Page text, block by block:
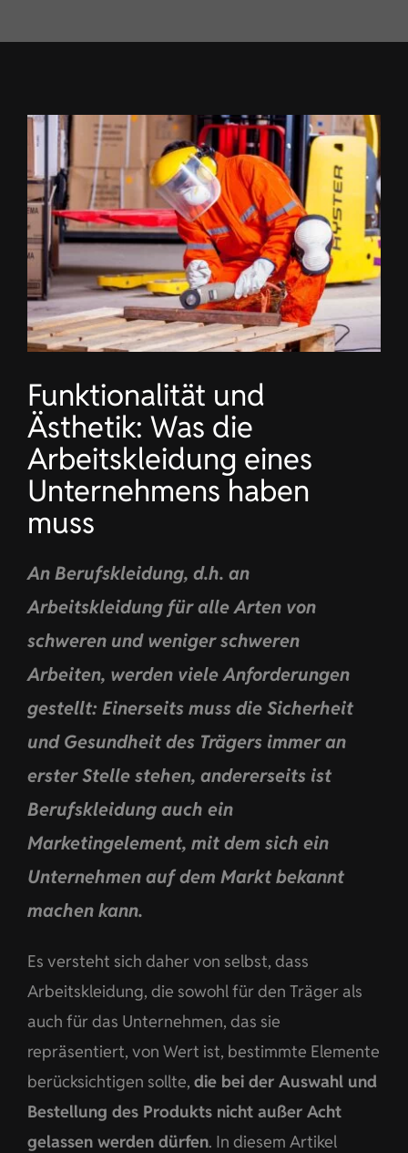
Funktionalität und
Ästhetik: Was die
Arbeitskleidung eines
Unternehmens haben
muss
An Berufskleidung, d.h. an
Arbeitskleidung für alle Arten von
schweren und weniger schweren
Arbeiten, werden viele Anforderungen
gestellt: Einerseits muss die Sicherheit
und Gesundheit des Trägers immer an
erster Stelle stehen, andererseits ist
Berufskleidung auch ein
Marketingelement, mit dem sich ein
Unternehmen auf dem Markt bekannt
machen kann.
Es versteht sich daher von selbst, dass
Arbeitskleidung, die sowohl für den Träger als
auch für das Unternehmen, das sie
repräsentiert, von Wert ist, bestimmte Elemente
berücksichtigen sollte, die bei der Auswahl und
Bestellung des Produkts nicht außer Acht
gelassen werden dürfen. In diesem Artikel